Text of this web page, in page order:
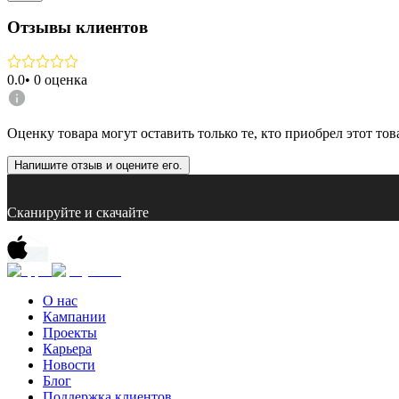
Отзывы клиентов
0.0• 0 оценка
Оценку товара могут оставить только те, кто приобрел этот
Напишите отзыв и оцените его.
Сканируйте и скачайте
О нас
Кампании
Проекты
Карьера
Новости
Блог